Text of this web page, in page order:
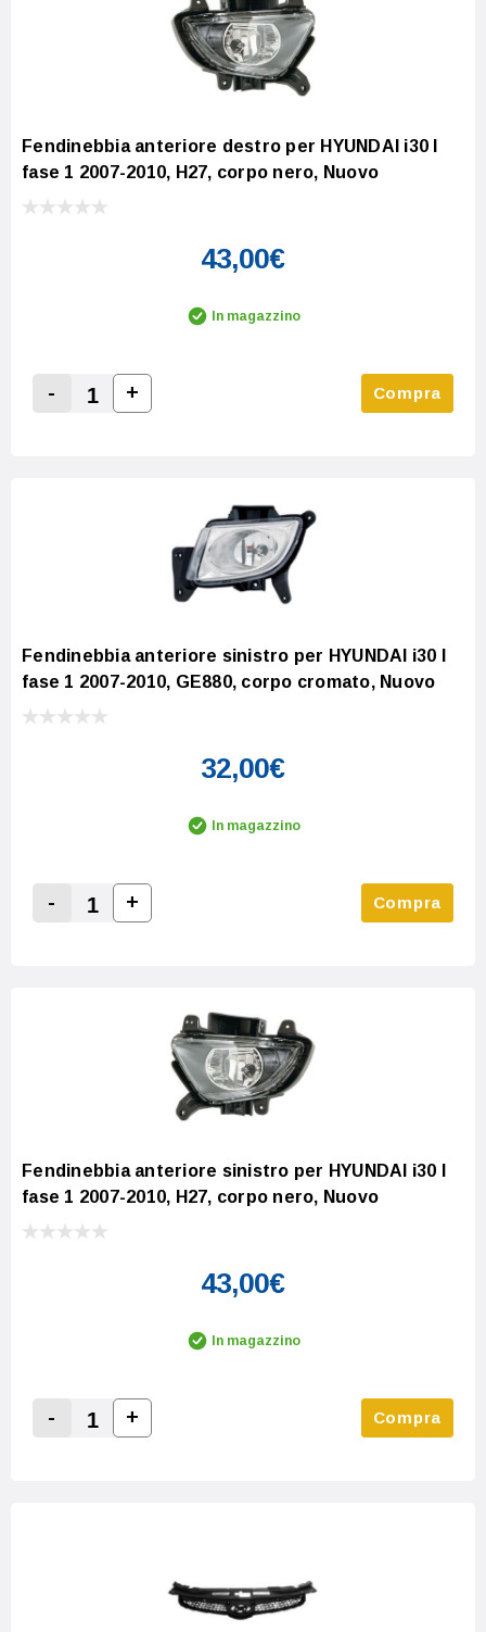
Fendinebbia anteriore destro per HYUNDAI i30 I
fase 1 2007-2010, H27, corpo nero, Nuovo
43,00€
In magazzino
Decrease Quantity:
-
Increase Quantity:
+ Compra
Fendinebbia anteriore sinistro per HYUNDAI i30 I
fase 1 2007-2010, GE880, corpo cromato, Nuovo
32,00€
In magazzino
Decrease Quantity:
-
Increase Quantity:
+ Compra
Fendinebbia anteriore sinistro per HYUNDAI i30 I
fase 1 2007-2010, H27, corpo nero, Nuovo
43,00€
In magazzino
Decrease Quantity:
-
Increase Quantity:
+ Compra